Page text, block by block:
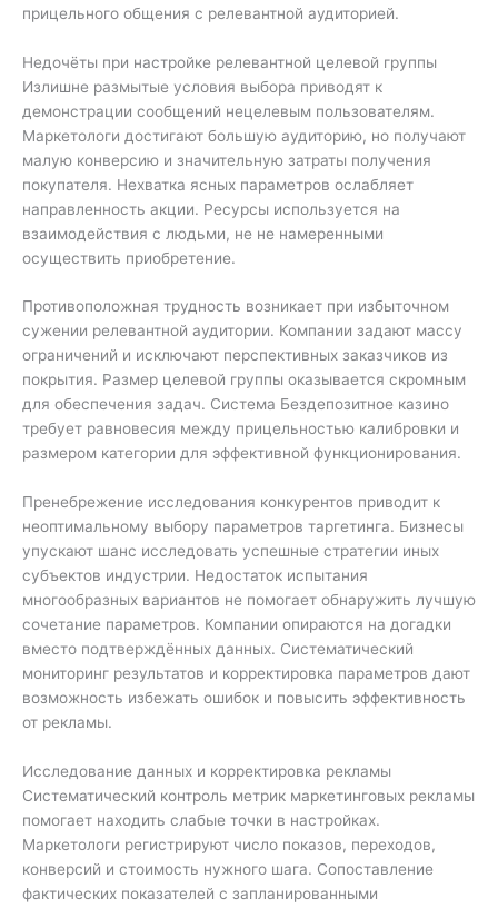
прицельного общения с релевантной аудиторией.
Недочёты при настройке релевантной целевой группы
Излишне размытые условия выбора приводят к
демонстрации сообщений нецелевым пользователям.
Маркетологи достигают большую аудиторию, но получают
малую конверсию и значительную затраты получения
покупателя. Нехватка ясных параметров ослабляет
направленность акции. Ресурсы используется на
взаимодействия с людьми, не не намеренными
осуществить приобретение.
Противоположная трудность возникает при избыточном
сужении релевантной аудитории. Компании задают массу
ограничений и исключают перспективных заказчиков из
покрытия. Размер целевой группы оказывается скромным
для обеспечения задач. Система Бездепозитное казино
требует равновесия между прицельностью калибровки и
размером категории для эффективной функционирования.
Пренебрежение исследования конкурентов приводит к
неоптимальному выбору параметров таргетинга. Бизнесы
упускают шанс исследовать успешные стратегии иных
субъектов индустрии. Недостаток испытания
многообразных вариантов не помогает обнаружить лучшую
сочетание параметров. Компании опираются на догадки
вместо подтверждённых данных. Систематический
мониторинг результатов и корректировка параметров дают
возможность избежать ошибок и повысить эффективность
от рекламы.
Исследование данных и корректировка рекламы
Систематический контроль метрик маркетинговых рекламы
помогает находить слабые точки в настройках.
Маркетологи регистрируют число показов, переходов,
конверсий и стоимость нужного шага. Сопоставление
фактических показателей с запланированными